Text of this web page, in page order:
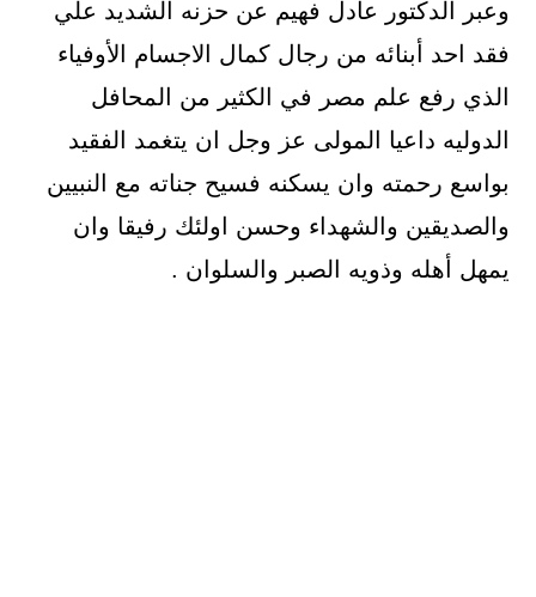
وعبر الدكتور عادل فهيم عن حزنه الشديد علي
فقد احد أبنائه من رجال كمال الاجسام الأوفياء
الذي رفع علم مصر في الكثير من المحافل
الدوليه داعيا المولى عز وجل ان يتغمد الفقيد
بواسع رحمته وان يسكنه فسيح جناته مع النبيين
والصديقين والشهداء وحسن اولئك رفيقا وان
يمهل أهله وذويه الصبر والسلوان .